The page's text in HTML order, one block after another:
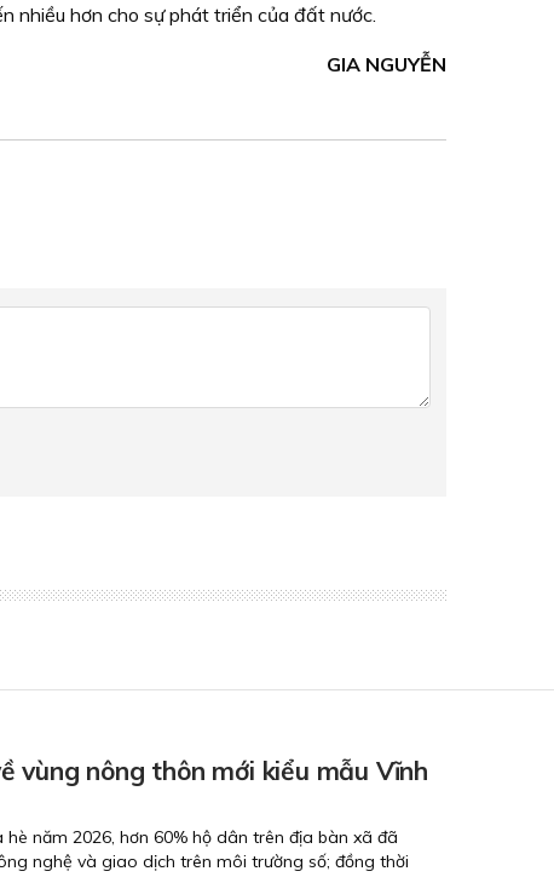
nhiều hơn cho sự phát triển của đất nước.
GIA NGUYỄN
vùng nông thôn mới kiểu mẫu Vĩnh
năm 2026, hơn 60% hộ dân trên địa bàn xã đã
nghệ và giao dịch trên môi trường số; đồng thời